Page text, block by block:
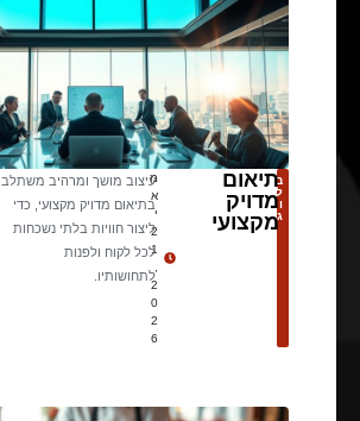
ב
ל
ו
ג
תיאום
מדויק
מקצועי
מ
א
י
2
1
2
0
2
6
עיצוב מושך ומרהיב משתלב
בתיאום מדויק מקצועי, כדי
ליצור חוויות בלתי נשכחות
לכל לקוח ולפנות
לתחושותיו.